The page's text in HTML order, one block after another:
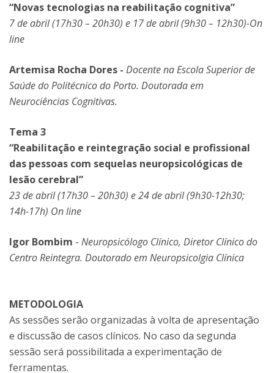
“Novas tecnologias na reabilitação cognitiva”
7 de abril (17h30 – 20h30) e 17 de abril (9h30 – 12h30)-On
line
Artemisa Rocha Dores - Docente na Escola Superior de
Saúde do Politécnico do Porto. Doutorada em
Neurociências Cognitivas.
Tema 3
“Reabilitação e reintegração social e profissional
das pessoas com sequelas neuropsicológicas de
lesão cerebral”
23 de abril (17h30 – 20h30) e 24 de abril (9h30-12h30;
14h-17h) On line
Igor Bombim - Neuropsicólogo Clínico, Diretor Clínico do
Centro Reintegra. Doutorado em Neuropsicolgia Clínica
METODOLOGIA
As sessões serão organizadas à volta de apresentação
e discussão de casos clínicos. No caso da segunda
sessão será possibilitada a experimentação de
ferramentas.